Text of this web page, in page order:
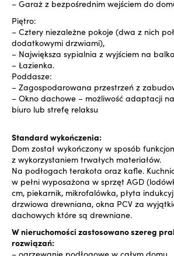
– Garaż z bezpośrednim wejściem do
Piętro:
– Cztery niezależne pokoje (dwa z nich
dodatkowymi drzwiami),
– Największa sypialnia z wyjściem na
– Łazienka.
Poddasze:
– Zagospodarowana przestrzeń z
– Okno dachowe – możliwość adaptacji
biuro lub strefę relaksu
Standard wykończenia:
Dom został wykończony w sposób
z wykorzystaniem trwałych materiałów.
Na podłogach terakota oraz kafle.
w pełni wyposażona w sprzęt AGD
cm, piekarnik, mikrofalówka, płyta
drzwiowa drewniana, okna PCV za
dachowych które są drewniane.
W nieruchomości zastosowano szereg
rozwiązań: